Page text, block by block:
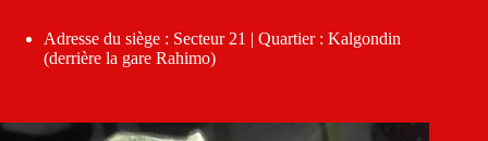
Adresse du siège : Secteur 21 | Quartier : Kalgondin
(derrière la gare Rahimo)